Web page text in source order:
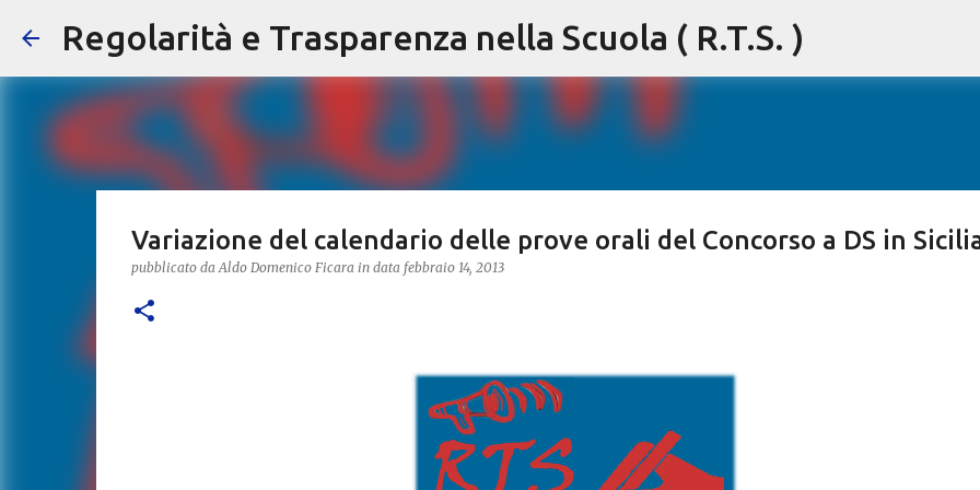
Passa ai contenuti principali
Regolarità e Trasparenza nella Scuola ( R.T.S. )
Variazione del calendario delle prove orali del Concorso a DS in
pubblicato daAldo Domenico Ficara in data febbraio 14, 2013